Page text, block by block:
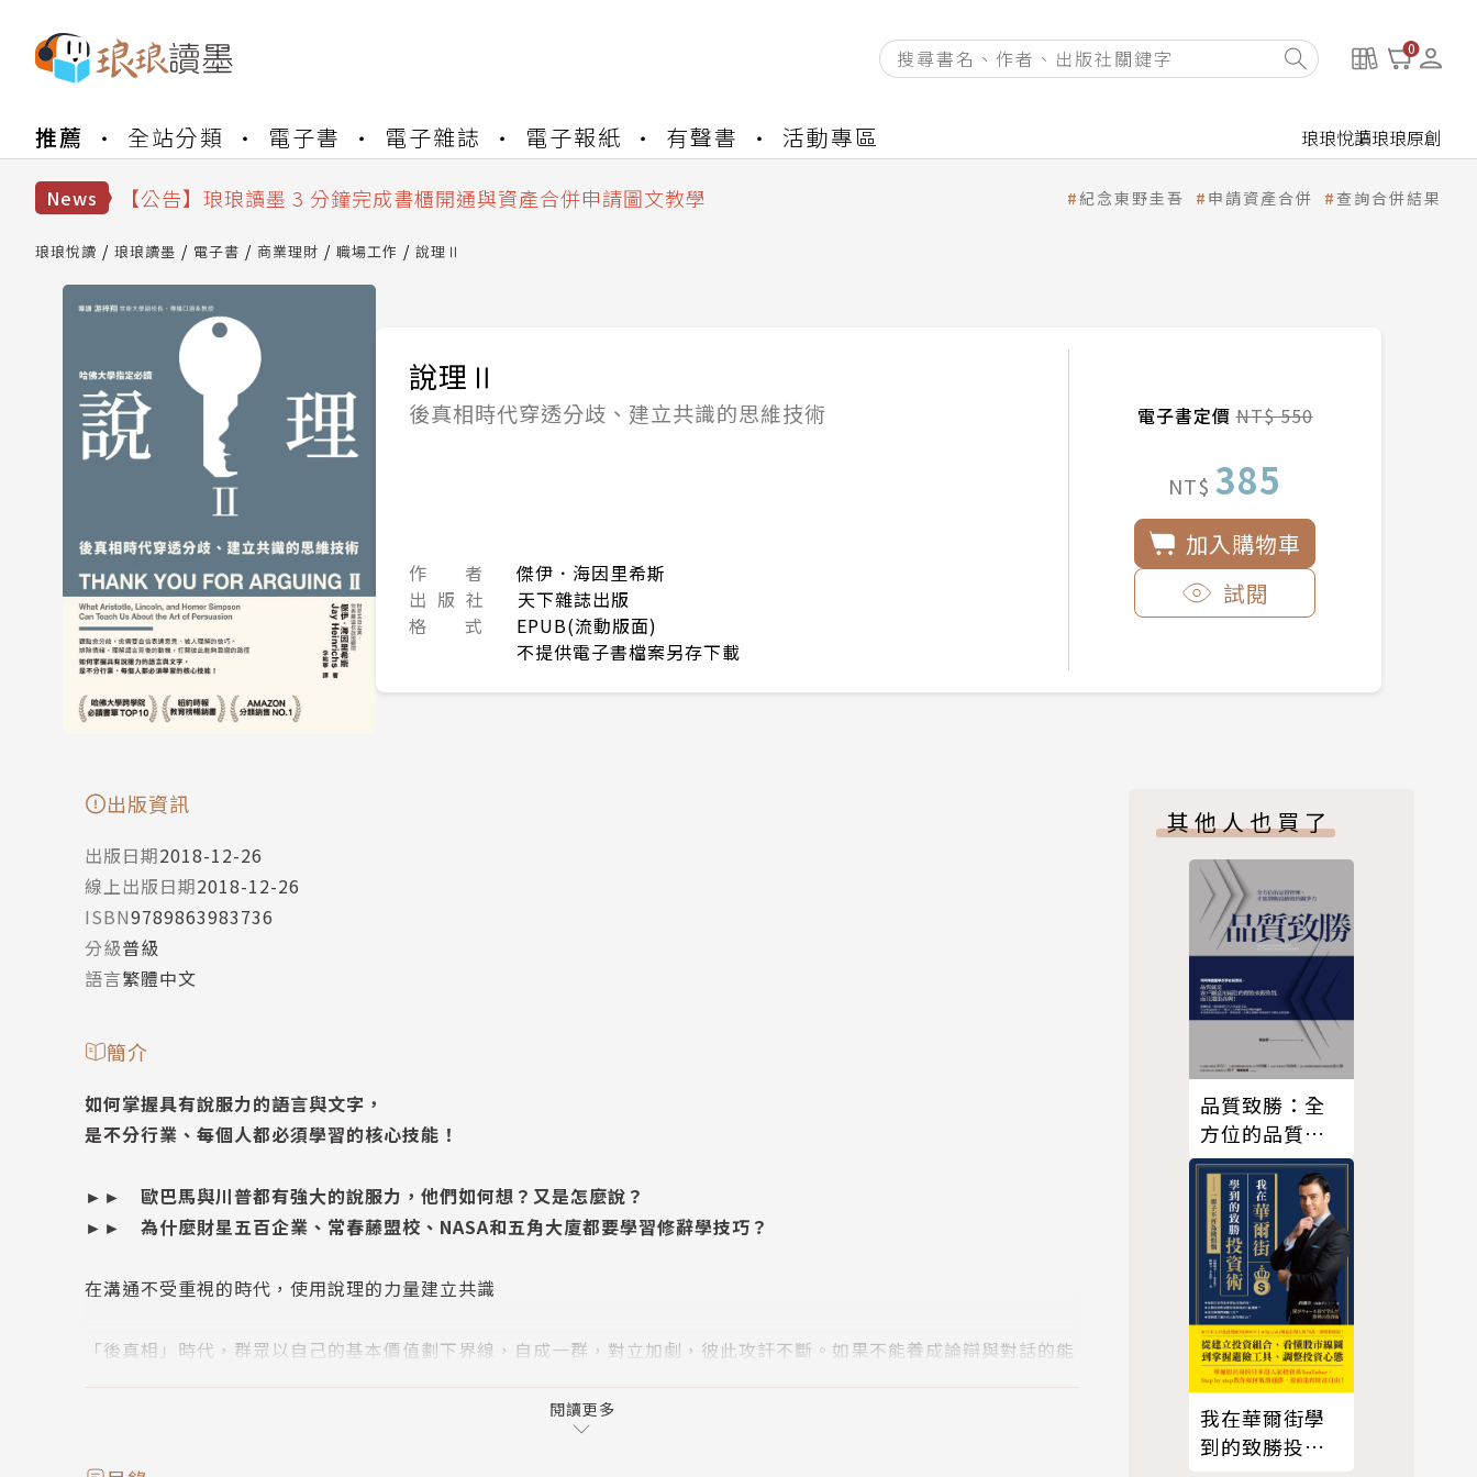
0
推薦 全站分類 電子書 電子雜誌 電子報紙 有聲書 活動專區 琅琅悅讀琅琅原創
News
【公告】琅琅讀墨數位閱讀資產合併與書櫃開通申請
【公告】琅琅讀墨 3 分鐘完成書櫃開通與資產合併申請圖文教學
【公告】琅琅讀墨數位閱讀資產合併與書櫃開通申請
紀念東野圭吾 申請資產合併 查詢合併結果
琅琅悅讀 琅琅讀墨 電子書 商業理財 職場工作 說理Ⅱ
說理Ⅱ
後真相時代穿透分歧、建立共識的思維技術
作 者
傑伊．海因里希斯
出 版 社
天下雜誌出版
格 式
EPUB(流動版面)
不提供電子書檔案另存下載
電子書定價NT$ 550
NT$ 385
加入購物車
試閱
出版資訊
出版日期2018-12-26
線上出版日期2018-12-26
ISBN9789863983736
分級普級
語言繁體中文
簡介
如何掌握具有說服力的語言與文字，
是不分行業、每個人都必須學習的核心技能！
►► 歐巴馬與川普都有強大的說服力，他們如何想？又是怎麼說？
►► 為什麼財星五百企業、常春藤盟校、NASA和五角大廈都要學習修辭學技巧？
在溝通不受重視的時代，使用說理的力量建立共識
「後真相」時代，群眾以自己的基本價值劃下界線，自成一群，對立加劇，彼此攻訐不斷。如果不能養成論辯與對話的能
本書帶來經兩千五百年千錘百鍊的經典說服技術，告訴你在表達之前，該如何構思；構思之後，又該如何表達，透過各種
閱讀更多
其他人也買了
品質致勝：全
方位的品質管
理，才能帶動
高績效的競爭
力
我在華爾街學
到的致勝投資